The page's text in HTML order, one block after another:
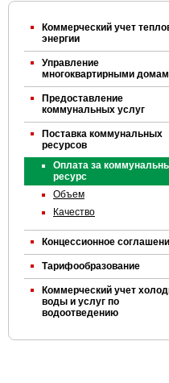
Коммерческий учет
энергии
Управление
многоквартирными
Предоставление
коммунальных услуг
Поставка коммунальных
ресурсов
Оплата за
ресурс
Объем
Качество
Концессионное
Тарифообразование
Коммерческий учет
воды и услуг по
водоотведению